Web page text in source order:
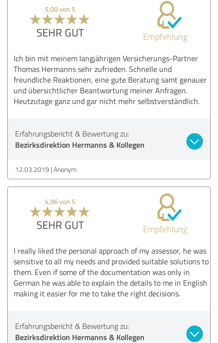
5,00 von 5
SEHR GUT Empfehlung
Ich bin mit meinem langjährigen Versicherungs-Partner
Thomas Hermanns sehr zufrieden. Schnelle und
freundliche Reaktionen, eine gute Beratung samt genauer
und übersichtlicher Beantwortung meiner Anfragen.
Heutzutage ganz und gar nicht mehr selbstverständlich.
Erfahrungsbericht & Bewertung zu:
Bezirksdirektion Hermanns & Kollegen
12.03.2019 Anonym
4,96 von 5
SEHR GUT Empfehlung
I really liked the personal approach of my assessor, he was
sensitive to all my needs and provided suitable solutions to
them. Even if some of the documentation was only in
German he was able to explain the details to me in English
making it easier for me to take the right decisions.
Erfahrungsbericht & Bewertung zu:
Bezirksdirektion Hermanns & Kollegen